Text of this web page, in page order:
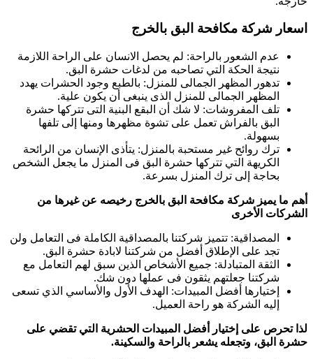
اسعار شركة مكافحة البق بالخرج
عدم الشعور بالراحة: لم يحصل الانسان على الراحة اللازمة
نتيجة الحكة التي تصاحبه من لدغات حشرة البق.
تدهور المظهر الجمالى للمنزل: بالطبع وجود الحشرات يهدد
المظهر الجمالى للمنزل الذى ينبغى أن يكون علية.
تلف المفروشات: لا شك أن البقع البنية التى تتركها حشرة
البق بالفراش تعمل على تشوة مظهرها ومنها إلى تلفها
بسهولة.
ترك روائح غير مستحبة بالمنزل: يتأذى الإنسان من الرائحة
الكريهة التي تتركها حشرة البق فى المنزل ما يجعل الشخص
بحاجة إلى ترك المنزل بسرعة.
أهم ما يميز شركة مكافحة البق بالخرج رخيصه عن غيرها من
الشركات الأخرى
المصداقية: تتميز شركتنا بالمصداقية الكاملة فى التعامل ولن
تجد على الإطلاق أفضل من شركتنا لابادة حشرة البق.
الثقة المتبادلة: جميع الأشخاص الذين سبق لهم التعامل مع
شركتنا جعلتهم يثقون فى عملها دون شك.
إختيارها أفضل المبيدات: الهدف الأول والأساسي الذي تسعى
إليه الشركة هو راحة العميل.
لذا تحرص على إختيار أفضل المبيدات الحشرية التي تقضي على
حشرة البق، وتجعله يشعر بالراحة والسكينة.